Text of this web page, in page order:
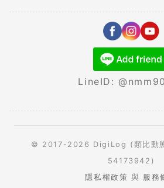
LineID:
© 2017-2026 DigiLog (類比動態
54173942)
隱私權政策 與 服務